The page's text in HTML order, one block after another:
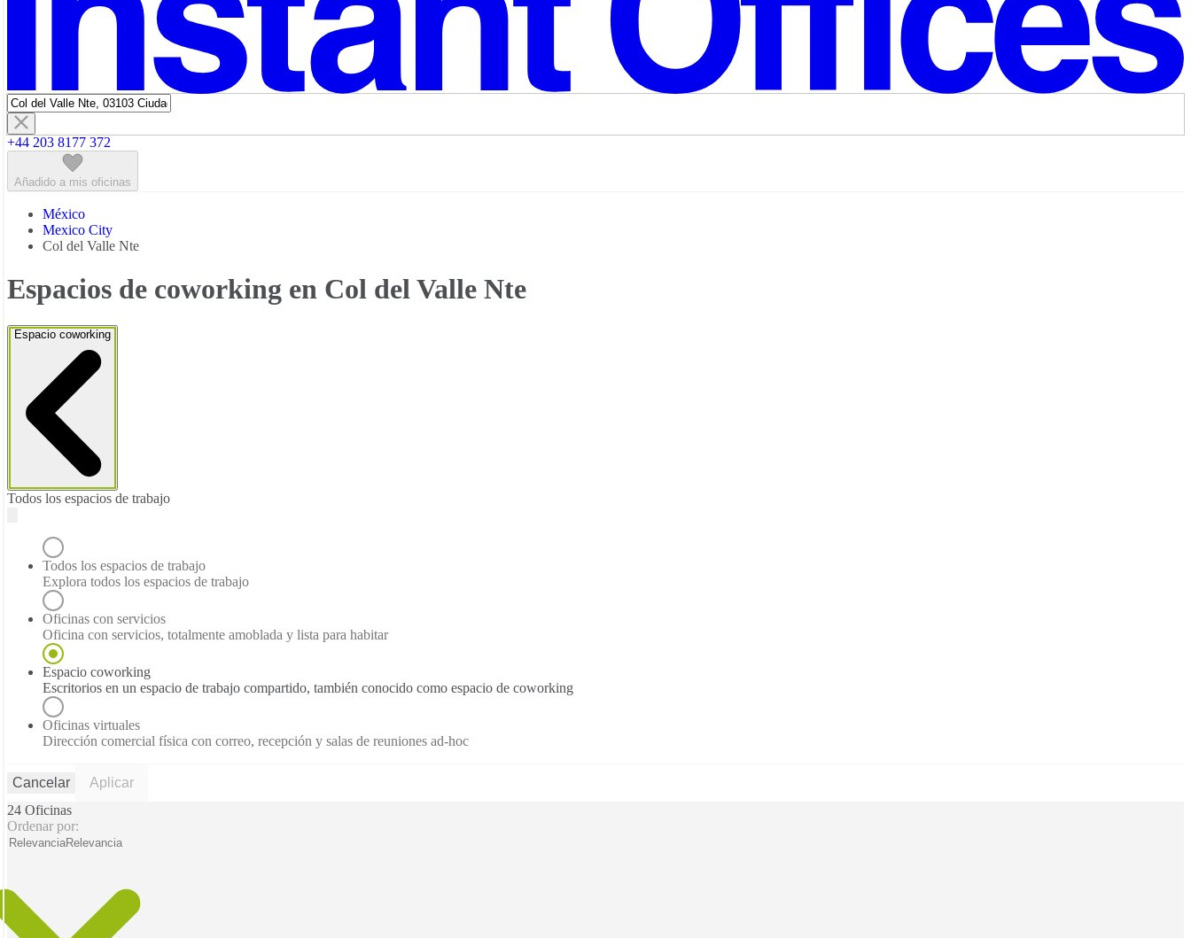
+44 203 8177 372
Añadido a mis oficinas
México
Mexico City
Col del Valle Nte
Espacios de coworking en Col del Valle Nte
Espacio coworking
Todos los espacios de trabajo
Todos los espacios de trabajo
Explora todos los espacios de trabajo
Oficinas con servicios
Oficina con servicios, totalmente amoblada y lista para habitar
Espacio coworking
Escritorios en un espacio de trabajo compartido, también conocido como espacio de coworking
Oficinas virtuales
Dirección comercial física con correo, recepción y salas de reuniones ad-hoc
Cancelar
Aplicar
24 Oficinas
Ordenar por:
RelevanciaRelevancia